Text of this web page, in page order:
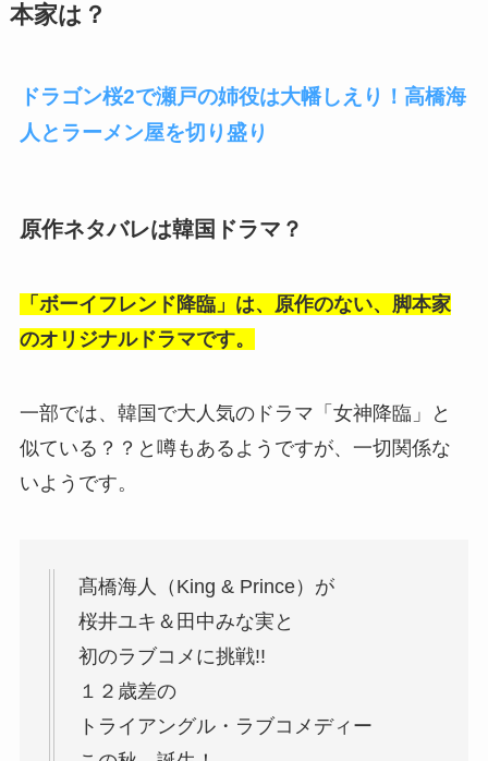
本家は？
ドラゴン桜2で瀬戸の姉役は大幡しえり！高橋海
人とラーメン屋を切り盛り
原作ネタバレは韓国ドラマ？
「ボーイフレンド降臨」は、原作のない、脚本家
のオリジナルドラマです。
一部では、韓国で大人気のドラマ「女神降臨」と
似ている？？と噂もあるようですが、一切関係な
いようです。
髙橋海人（King & Prince）が
桜井ユキ＆田中みな実と
初のラブコメに挑戦!!
１２歳差の
トライアングル・ラブコメディー